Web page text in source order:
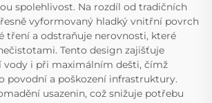
spolehlivost. Na rozdíl od tradičních
vyformovaný hladký vnitřní povrch
tření a odstraňuje nerovnosti, které
Tento design zajišťuje
vody i při maximálním dešti, čímž
povodní a poškození infrastruktury.
usazenin, což snižuje potřebu